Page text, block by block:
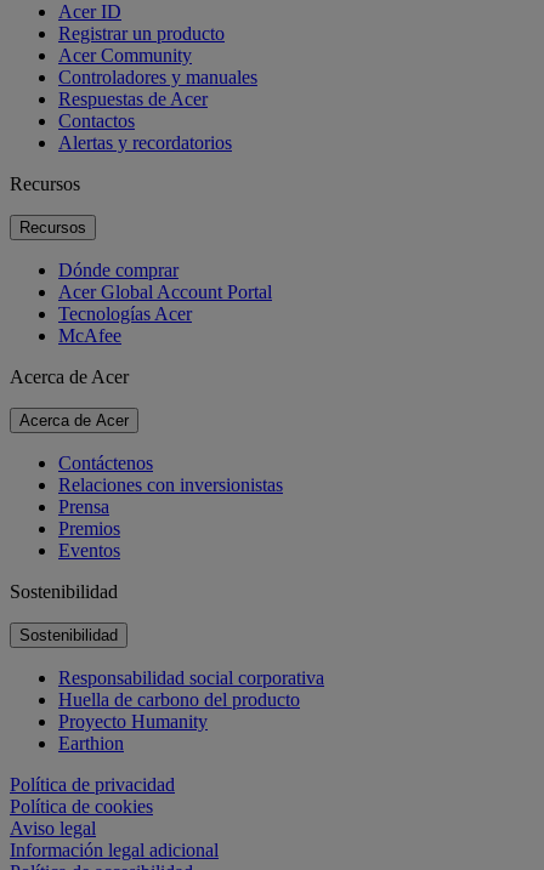
Acer ID
Registrar un producto
Acer Community
Controladores y manuales
Respuestas de Acer
Contactos
Alertas y recordatorios
Recursos
Recursos
Dónde comprar
Acer Global Account Portal
Tecnologías Acer
McAfee
Acerca de Acer
Acerca de Acer
Contáctenos
Relaciones con inversionistas
Prensa
Premios
Eventos
Sostenibilidad
Sostenibilidad
Responsabilidad social corporativa
Huella de carbono del producto
Proyecto Humanity
Earthion
Política de privacidad
Política de cookies
Aviso legal
Información legal adicional